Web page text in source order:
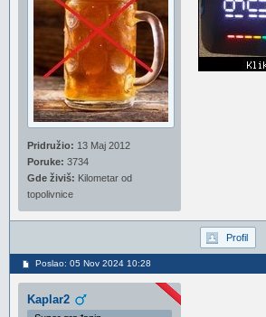
Pridružio: 13 Maj 2012
Poruke: 3734
Gde živiš: Kilometar od
topolivnice
Profil
Poslao: 05 Nov 2024 10:28
Kaplar2